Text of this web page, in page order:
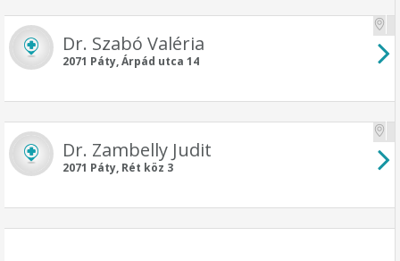
Dr. Szabó Valéria
2071 Páty, Árpád utca 14
Dr. Zambelly Judit
2071 Páty, Rét köz 3